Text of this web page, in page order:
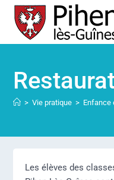
> Vie pratique > Enfance
Les élèves des